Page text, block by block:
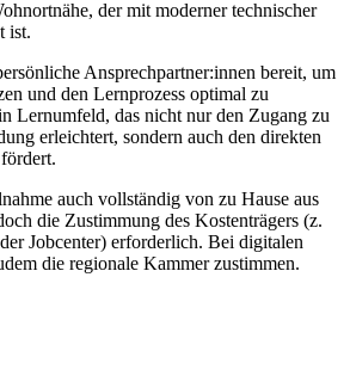
der mit moderner technischer
ist.
Ansprechpartner:innen bereit, um
und den Lernprozess optimal zu
Lernumfeld, das nicht nur den Zugang zu
erleichtert, sondern auch den direkten
auch vollständig von zu Hause aus
die Zustimmung des Kostenträgers (z.
Jobcenter) erforderlich. Bei digitalen
die regionale Kammer zustimmen.